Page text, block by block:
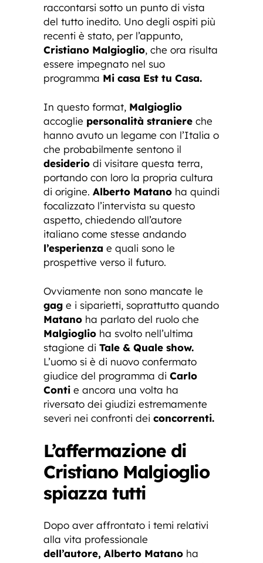
raccontarsi sotto un punto di vista
del tutto inedito. Uno degli ospiti più
recenti è stato, per l’appunto,
Cristiano Malgioglio, che ora risulta
essere impegnato nel suo
programma Mi casa Est tu Casa.
In questo format, Malgioglio
accoglie personalità straniere che
hanno avuto un legame con l’Italia o
che probabilmente sentono il
desiderio di visitare questa terra,
portando con loro la propria cultura
di origine. Alberto Matano ha quindi
focalizzato l’intervista su questo
aspetto, chiedendo all’autore
italiano come stesse andando
l’esperienza e quali sono le
prospettive verso il futuro.
Ovviamente non sono mancate le
gag e i siparietti, soprattutto quando
Matano ha parlato del ruolo che
Malgioglio ha svolto nell’ultima
stagione di Tale & Quale show.
L’uomo si è di nuovo confermato
giudice del programma di Carlo
Conti e ancora una volta ha
riversato dei giudizi estremamente
severi nei confronti dei concorrenti.
L’affermazione di
Cristiano Malgioglio
spiazza tutti
Dopo aver affrontato i temi relativi
alla vita professionale
dell’autore, Alberto Matano ha